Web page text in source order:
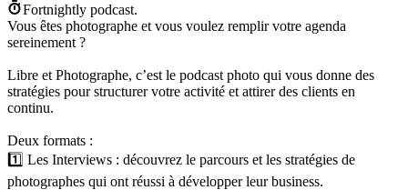
Fortnightly podcast.
Vous êtes photographe et vous voulez remplir votre agenda
sereinement ?
Libre et Photographe, c’est le podcast photo qui vous donne des
stratégies pour structurer votre activité et attirer des clients en
continu.
Deux formats :
1️⃣ Les Interviews : découvrez le parcours et les stratégies de
photographes qui ont réussi à développer leur business.